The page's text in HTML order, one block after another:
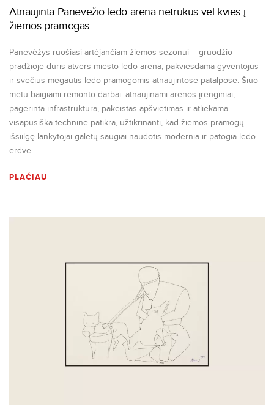
Atnaujinta Panevėžio ledo arena netrukus vėl kvies į
žiemos pramogas
Panevėžys ruošiasi artėjančiam žiemos sezonui – gruodžio
pradžioje duris atvers miesto ledo arena, pakviesdama gyventojus
ir svečius mėgautis ledo pramogomis atnaujintose patalpose. Šiuo
metu baigiami remonto darbai: atnaujinami arenos įrenginiai,
pagerinta infrastruktūra, pakeistas apšvietimas ir atliekama
visapusiška techninė patikra, užtikrinanti, kad žiemos pramogų
išsiilgę lankytojai galėtų saugiai naudotis modernia ir patogia ledo
erdve.
PLAČIAU